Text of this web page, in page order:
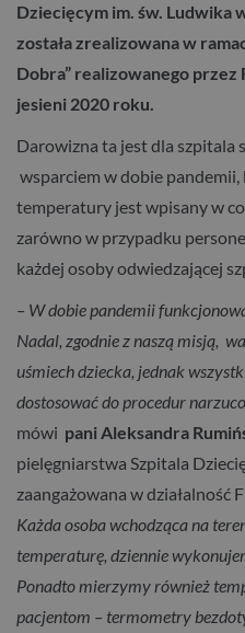
Dziecięcym im. św. Ludwika
została zrealizowana w
Dobra” realizowanego
jesieni 2020 roku.
Darowizna ta jest dla szpitala
wsparciem w dobie
temperatury jest wpisany w
zarówno w przypadku
każdej osoby odwiedzającej
– W dobie pandemii
Nadal, zgodnie z naszą misją,
uśmiech dziecka, jednak
dostosować do procedur
mówi pani Aleksandra
pielęgniarstwa Szpitala
zaangażowana w działalność
Każda osoba wchodząca na
temperaturę, dziennie
Ponadto mierzymy również
pacjentom – termometry